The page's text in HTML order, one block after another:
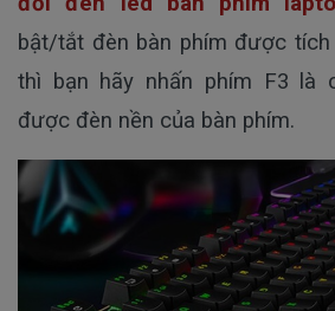
bật/tắt đèn bàn phím được tích
thì bạn hãy nhấn phím F3 là
được đèn nền của bàn phím.